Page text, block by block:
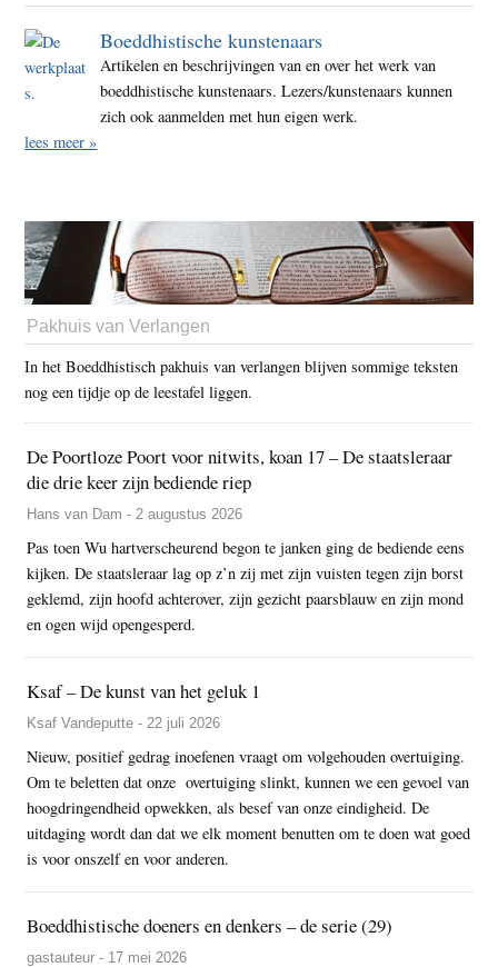
Boeddhistische kunstenaars
Artikelen en beschrijvingen van en over het werk van
boeddhistische kunstenaars. Lezers/kunstenaars kunnen
zich ook aanmelden met hun eigen werk.
lees meer »
Pakhuis van Verlangen
In het Boeddhistisch pakhuis van verlangen blijven sommige teksten
nog een tijdje op de leestafel liggen.
De Poortloze Poort voor nitwits, koan 17 – De staatsleraar
die drie keer zijn bediende riep
Hans van Dam - 2 augustus 2026
Pas toen Wu hartverscheurend begon te janken ging de bediende eens
kijken. De staatsleraar lag op z’n zij met zijn vuisten tegen zijn borst
geklemd, zijn hoofd achterover, zijn gezicht paarsblauw en zijn mond
en ogen wijd opengesperd.
Ksaf – De kunst van het geluk 1
Ksaf Vandeputte - 22 juli 2026
Nieuw, positief gedrag inoefenen vraagt om volgehouden overtuiging.
Om te beletten dat onze overtuiging slinkt, kunnen we een gevoel van
hoogdringendheid opwekken, als besef van onze eindigheid. De
uitdaging wordt dan dat we elk moment benutten om te doen wat goed
is voor onszelf en voor anderen.
Boeddhistische doeners en denkers – de serie (29)
gastauteur - 17 mei 2026